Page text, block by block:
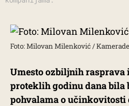
Foto: Milovan Milenković /
Umesto ozbiljnih rasprava
proteklih godinu dana bila
pohvalama o učinkovitosti